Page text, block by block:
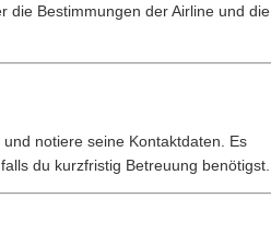
die Bestimmungen der Airline und die
notiere seine Kontaktdaten. Es
du kurzfristig Betreuung benötigst.